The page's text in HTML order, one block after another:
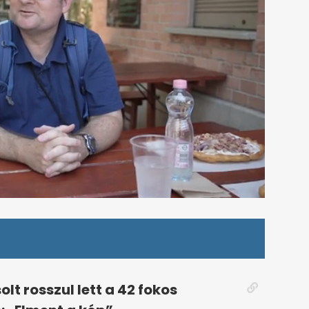
rosszul lett a 42 fokos